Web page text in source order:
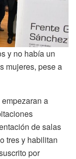
y no había un
mujeres, pese a
a
de salas
tres y habilitan
por